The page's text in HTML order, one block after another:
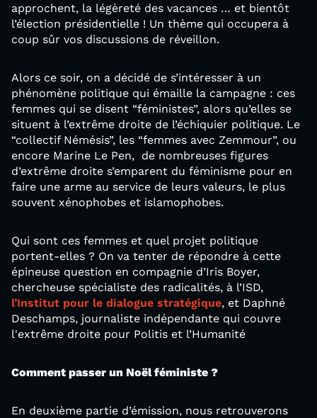
approchent, la légèreté des vacances … et bientôt
l’élection présidentielle ! Un thème qui occupera à
coup sûr vos discussions de réveillon.
Alors ce soir, on a décidé de s’intéresser à un
phénomène politique qui émaille la campagne : ces
femmes qui se disent “féministes”, alors qu’elles se
situent à l’extrême droite de l’échiquier politique. Le
“collectif Némésis”, les “femmes avec Zemmour”, ou
encore Marine Le Pen, de nombreuses figures
d’extrême droite s’emparent du féminisme pour en
faire une arme au service de leurs valeurs, le plus
souvent xénophobes et islamophobes.
Qui sont ces femmes et quel projet politique
portent-elles ? On va tenter de répondre à cette
épineuse question en compagnie d’Iris Boyer,
chercheuse spécialiste des radicalités, à l’ISD,
l’Institut pour le dialogue stratégique, et Daphné
Deschamps, journaliste indépendante qui couvre
l'extrême droite pour Politis et l’Humanité
Comment passer un Noël féministe ?
En deuxième partie d’émission, nous retrouverons